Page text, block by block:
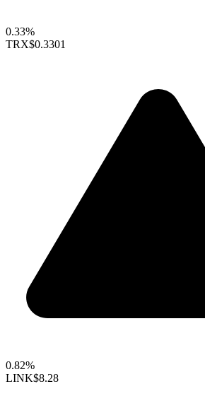
0.33%
TRX$0.3301
0.82%
LINK$8.28